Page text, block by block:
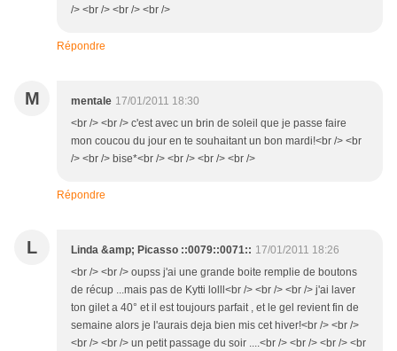
/> <br /> <br /> <br />
Répondre
M mentale 17/01/2011 18:30
<br /> <br /> c'est avec un brin de soleil que je passe faire
mon coucou du jour en te souhaitant un bon mardi!<br /> <br
/> <br /> bise*<br /> <br /> <br /> <br />
Répondre
L Linda &amp; Picasso ::0079::0071:: 17/01/2011 18:26
<br /> <br /> oupss j'ai une grande boite remplie de boutons
de récup ...mais pas de Kytti lolll<br /> <br /> <br /> j'ai laver
ton gilet a 40° et il est toujours parfait , et le gel revient fin de
semaine alors je l'aurais deja bien mis cet hiver!<br /> <br />
<br /> <br /> un petit passage du soir ....<br /> <br /> <br /> <br